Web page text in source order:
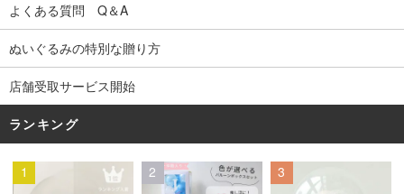
よくある質問 Q＆A
ぬいぐるみの特別な贈り方
店舗受取サービス開始
ランキング
1 2 3